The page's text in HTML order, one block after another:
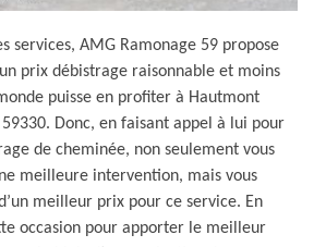
services, AMG Ramonage 59 propose
prix débistrage raisonnable et moins
puisse en profiter à Hautmont
Donc, en faisant appel à lui pour
de cheminée, non seulement vous
meilleure intervention, mais vous
meilleur prix pour ce service. En
occasion pour apporter le meilleur